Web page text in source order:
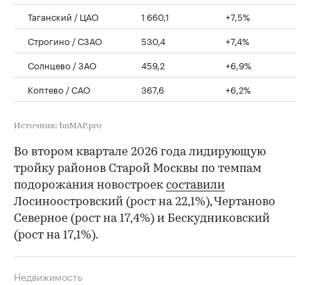
Таганский / ЦАО 1 660,1
+7,5%
Строгино / СЗАО
530,4
+7,4%
Солнцево / ЗАО
459,2
+6,9%
Коптево / САО
367,6 +6,2%
Источник: bnMAP.pro
Во втором квартале 2026 года лидирующую
тройку районов Старой Москвы по темпам
подорожания новостроек составили
Лосиноостровский (рост на 22,1%), Чертаново
Северное (рост на 17,4%) и Бескудниковский
(рост на 17,1%).
Недвижимость